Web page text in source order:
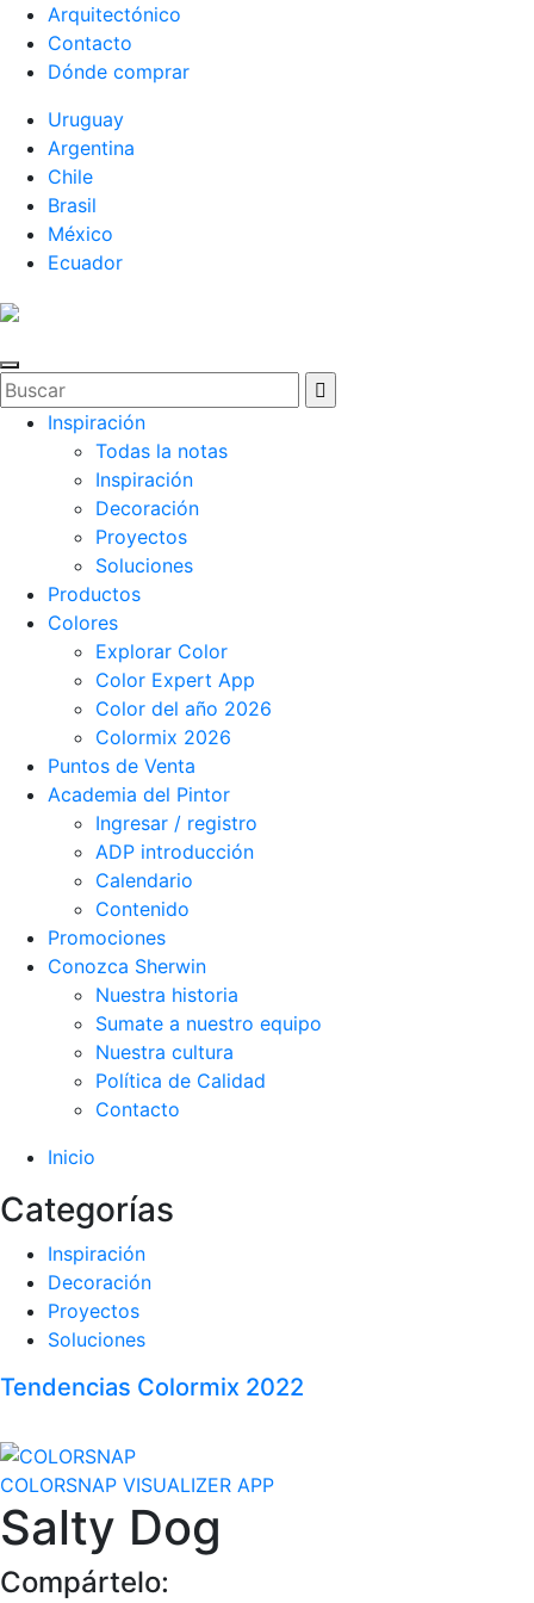
Arquitectónico
Contacto
Dónde comprar
Uruguay
Argentina
Chile
Brasil
México
Ecuador
Inspiración
Todas la notas
Inspiración
Decoración
Proyectos
Soluciones
Productos
Colores
Explorar Color
Color Expert App
Color del año 2026
Colormix 2026
Puntos de Venta
Academia del Pintor
Ingresar / registro
ADP introducción
Calendario
Contenido
Promociones
Conozca Sherwin
Nuestra historia
Sumate a nuestro equipo
Nuestra cultura
Política de Calidad
Contacto
Inicio
Categorías
Inspiración
Decoración
Proyectos
Soluciones
Tendencias Colormix 2022
COLORSNAP VISUALIZER APP
Salty Dog
Compártelo: